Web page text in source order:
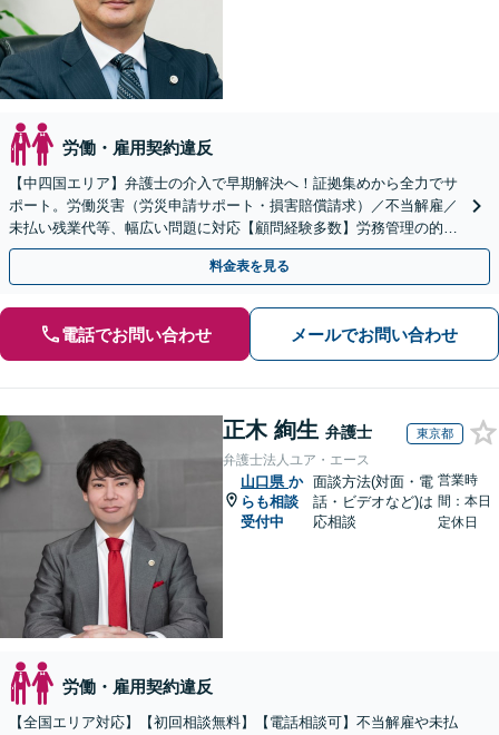
労働・雇用契約違反
【中四国エリア】弁護士の介入で早期解決へ！証拠集めから全力でサ
ポート。労働災害（労災申請サポート・損害賠償請求）／不当解雇／
未払い残業代等、幅広い問題に対応【顧問経験多数】労務管理の的確
なアドバイスに注力【夜間・休日対応】【岡山駅10分】
料金表を見る
電話でお問い合わせ メールでお問い合わせ
正木 絢生 弁護士 東京都
弁護士法人ユア・エース
山口県 か
らも相談
受付中
面談方法(対面・電
話・ビデオなど)は
応相談
営業時
間：本日
定休日
労働・雇用契約違反
【全国エリア対応】【初回相談無料】【電話相談可】不当解雇や未払